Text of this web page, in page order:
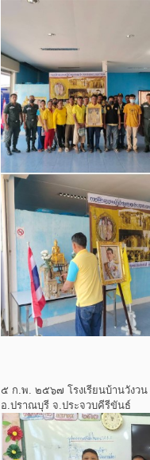
๕ ก.พ. ๒๕๖๗ โรงเรียนบ้านวังว
อ.ปราณบุรี จ.ประจวบคีรีขันธ์